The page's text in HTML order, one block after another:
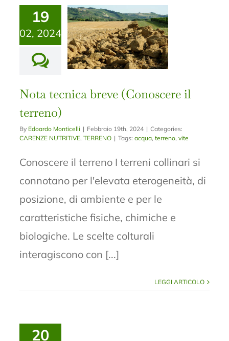
19
02, 2024
Nota tecnica breve (Conoscere il
terreno)
By Edoardo Monticelli | Febbraio 19th, 2024 | Categories:
CARENZE NUTRITIVE,TERRENO | Tags:acqua,terreno,vite
Conoscere il terreno I terreni collinari si
connotano per l'elevata eterogeneità, di
posizione, di ambiente e per le
caratteristiche fisiche, chimiche e
biologiche. Le scelte colturali
interagiscono con [...]
LEGGI ARTICOLO
20